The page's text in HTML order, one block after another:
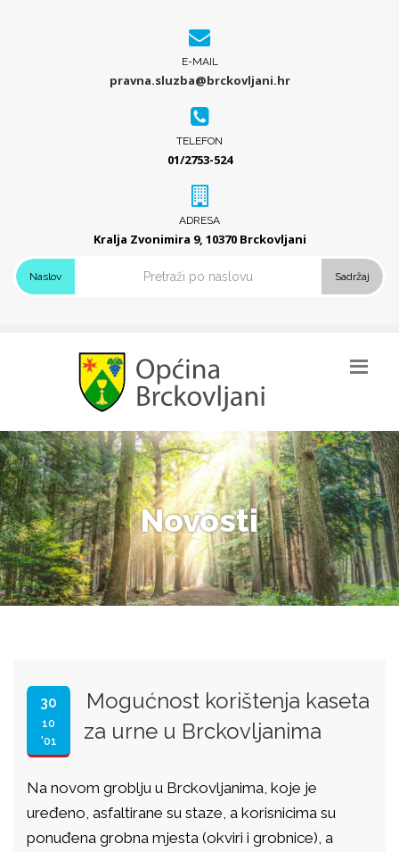
E-MAIL
pravna.sluzba@brckovljani.hr
TELEFON
01/2753-524
ADRESA
Kralja Zvonimira 9, 10370 Brckovljani
Naslov Sadržaj
Novosti
30
10
'01
Mogućnost korištenja kaseta
za urne u Brckovljanima
Na novom groblju u Brckovljanima, koje je
uređeno, asfaltirane su staze, a korisnicima su
ponuđena grobna mjesta (okviri i grobnice), a